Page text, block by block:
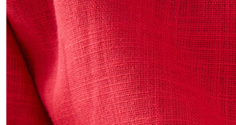
Atlet
Tayt
Tulum
Bluz
Eşofman Altı
Şort
Yelek
Yağmurluk